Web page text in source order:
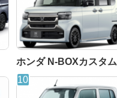
ホンダ N-BOXカスタム